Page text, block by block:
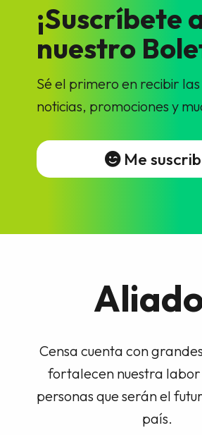
¡Suscríbete
nuestro
Sé el primero en recibir
noticias, promociones y
Me
Censa cuenta con
fortalecen nuestra
personas que serán el
país.